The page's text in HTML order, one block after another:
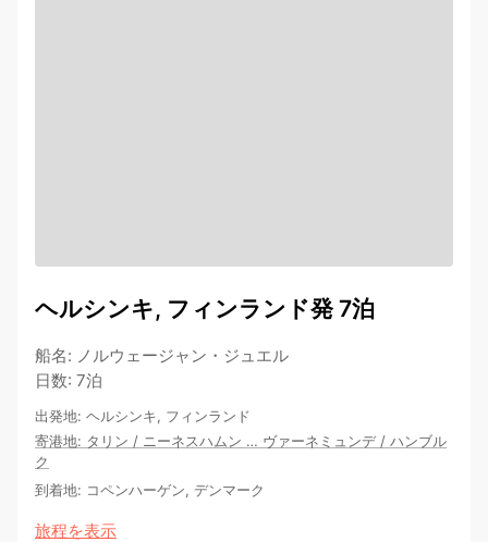
ヘルシンキ, フィンランド発 7泊
船名: ノルウェージャン・ジュエル
日数: 7泊
出発地: ヘルシンキ, フィンランド
寄港地: タリン / ニーネスハムン … ヴァーネミュンデ/ ハンブル
ク
到着地: コペンハーゲン, デンマーク
旅程を表示